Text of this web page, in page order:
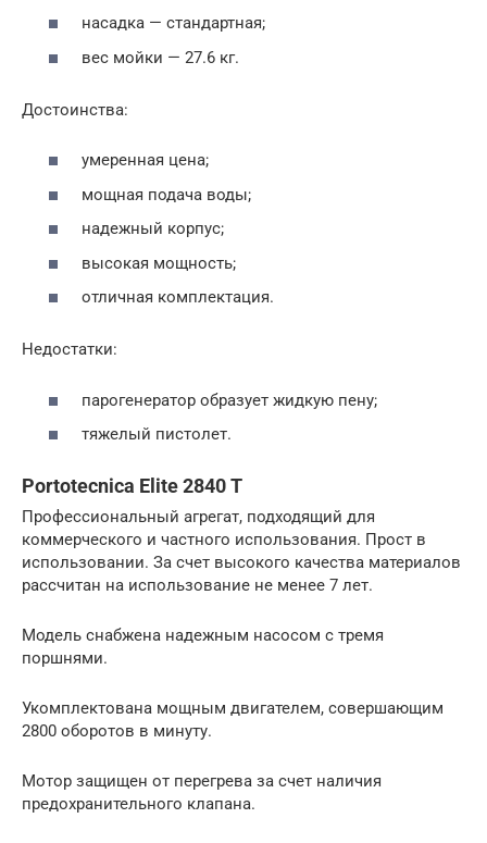
насадка — стандартная;
вес мойки — 27.6 кг.
Достоинства:
умеренная цена;
мощная подача воды;
надежный корпус;
высокая мощность;
отличная комплектация.
Недостатки:
парогенератор образует жидкую пену;
тяжелый пистолет.
Portotecnica Elite 2840 T
Профессиональный агрегат, подходящий для
коммерческого и частного использования. Прост в
использовании. За счет высокого качества материалов
рассчитан на использование не менее 7 лет.
Модель снабжена надежным насосом с тремя
поршнями.
Укомплектована мощным двигателем, совершающим
2800 оборотов в минуту.
Мотор защищен от перегрева за счет наличия
предохранительного клапана.